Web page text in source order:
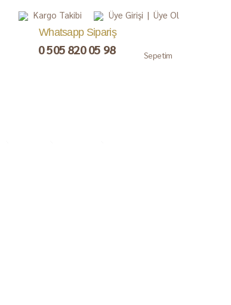
Kargo Takibi Üye Girişi | Üye Ol
Whatsapp Sipariş
0 505 820 05 98 Sepetim